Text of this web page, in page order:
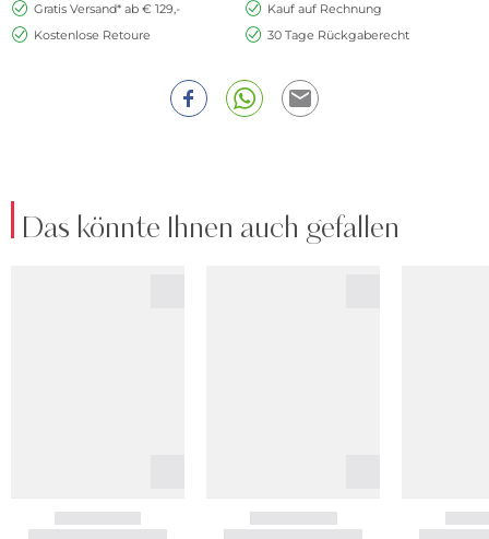
Gratis Versand* ab € 129,-
Kauf auf Rechnung
Kostenlose Retoure
30 Tage Rückgaberecht
Das könnte Ihnen auch gefallen